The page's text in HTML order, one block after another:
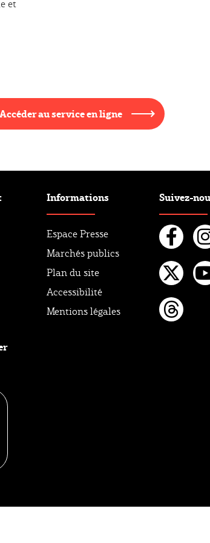
et
Accéder au service en ligne
Informations
Espace Presse
Marchés publics
Plan du site
Accessibilité
Mentions légales
Suivez-